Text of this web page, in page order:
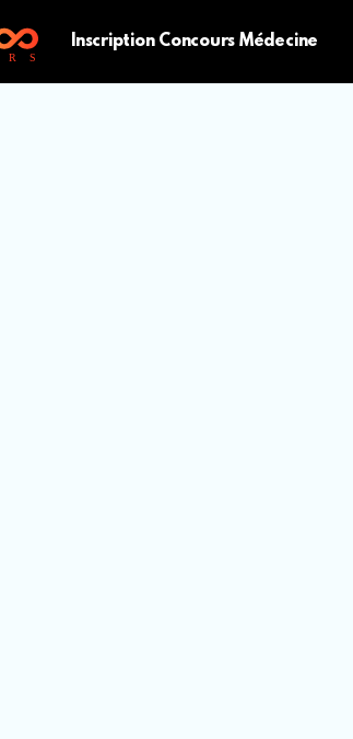
Inscription Concours Médecine